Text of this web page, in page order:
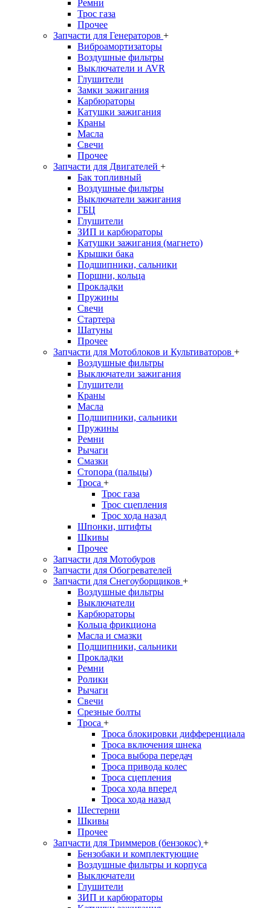
Ремни
Трос газа
Прочее
Запчасти для Генераторов +
Виброамортизаторы
Воздушные фильтры
Выключатели и AVR
Глушители
Замки зажигания
Карбюраторы
Катушки зажигания
Краны
Масла
Свечи
Прочее
Запчасти для Двигателей +
Бак топливный
Воздушные фильтры
Выключатели зажигания
ГБЦ
Глушители
ЗИП и карбюраторы
Катушки зажигания (магнето)
Крышки бака
Подшипники, сальники
Поршни, кольца
Прокладки
Пружины
Свечи
Стартера
Шатуны
Прочее
Запчасти для Мотоблоков и Культиваторов +
Воздушные фильтры
Выключатели зажигания
Глушители
Краны
Масла
Подшипники, сальники
Пружины
Ремни
Рычаги
Смазки
Стопора (пальцы)
Троса +
Трос газа
Трос сцепления
Трос хода назад
Шпонки, штифты
Шкивы
Прочее
Запчасти для Мотобуров
Запчасти для Обогревателей
Запчасти для Снегоуборщиков +
Воздушные фильтры
Выключатели
Карбюраторы
Кольца фрикциона
Масла и смазки
Подшипники, сальники
Прокладки
Ремни
Ролики
Рычаги
Свечи
Срезные болты
Троса +
Троса блокировки дифференциала
Троса включения шнека
Троса выбора передач
Троса привода колес
Троса сцепления
Троса хода вперед
Троса хода назад
Шестерни
Шкивы
Прочее
Запчасти для Триммеров (бензокос) +
Бензобаки и комплектующие
Воздушные фильтры и корпуса
Выключатели
Глушители
ЗИП и карбюраторы